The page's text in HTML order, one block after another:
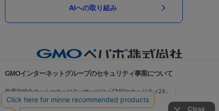
AIへの取り組み
GMOインターネットグループのセキュリティ事業について
世界初総合ネットセキュリティサービス「GMOセキュリティ24」
パスワード漏洩診断
Webサイトリスク診断